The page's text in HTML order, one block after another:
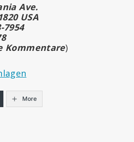
Ave.
USA
7954
Kommentare)
More